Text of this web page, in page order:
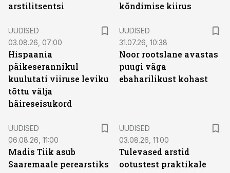
arstilitsentsi
kõndimise kiirus
UUDISED
03.08.26, 07:00
Hispaania
päikeserannikul
kuulutati viiruse leviku
tõttu välja
häireseisukord
UUDISED
31.07.26, 10:38
Noor rootslane avastas
puugi väga
ebaharilikust kohast
UUDISED
06.08.26, 11:00
Madis Tiik asub
Saaremaale perearstiks
UUDISED
03.08.26, 11:00
Tulevased arstid
ootustest praktikale